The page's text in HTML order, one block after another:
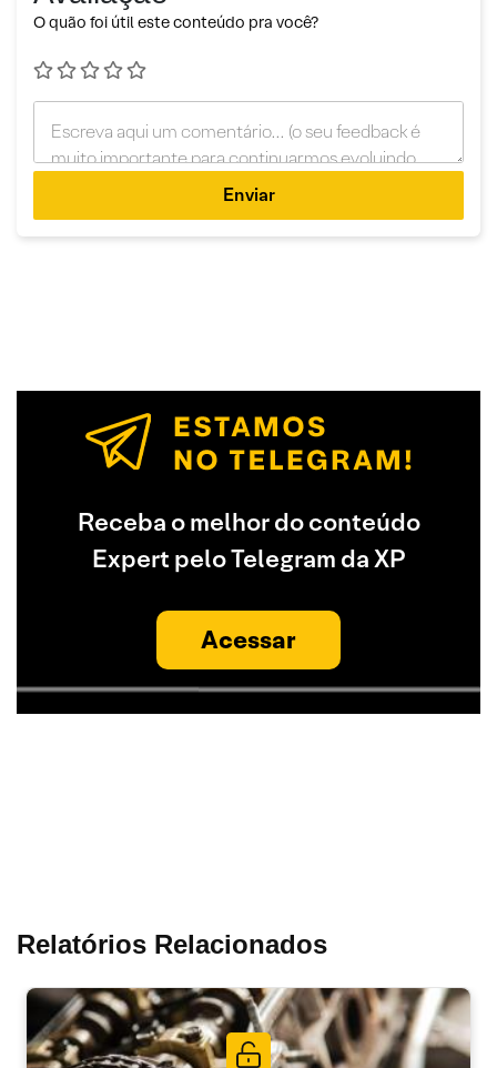
O quão foi útil este conteúdo pra você?
Enviar
Receba o melhor do conteúdo
Expert pelo Telegram da XP
Acessar
Relatórios Relacionados